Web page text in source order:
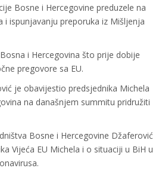
Bosne i Hercegovine preduzele na
i ispunjavanju preporuka iz Mišljenja
i Hercegovina što prije dobije
pregovore sa EU.
je obavijestio predsjednika Michela
na današnjem summitu pridružiti
Bosne i Hercegovine Džaferović
Vijeća EU Michela i o situaciji u BiH u